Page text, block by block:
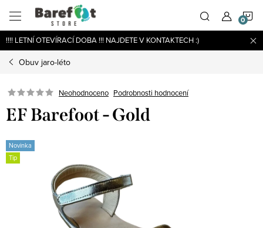
obsah
!!!! LETNÍ OTEVÍRACÍ DOBA !!! NAJDETE V KONTAKTECH :)
Obuv jaro-léto
Neohodnoceno Podrobnosti hodnocení
EF Barefoot - Gold
Novinka
Tip